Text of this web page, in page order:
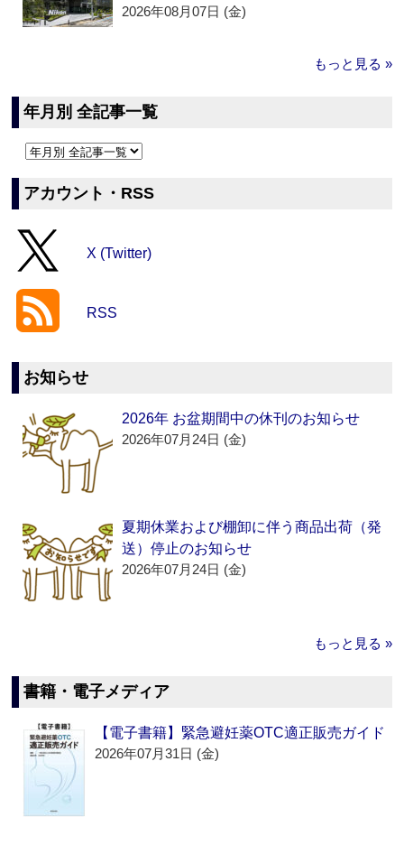
2026年08月07日 (金)
もっと見る »
年月別 全記事一覧
アカウント・RSS
X (Twitter)
RSS
お知らせ
2026年 お盆期間中の休刊のお知らせ
2026年07月24日 (金)
夏期休業および棚卸に伴う商品出荷（発
送）停止のお知らせ
2026年07月24日 (金)
もっと見る »
書籍・電子メディア
【電子書籍】緊急避妊薬OTC適正販売ガイド
2026年07月31日 (金)